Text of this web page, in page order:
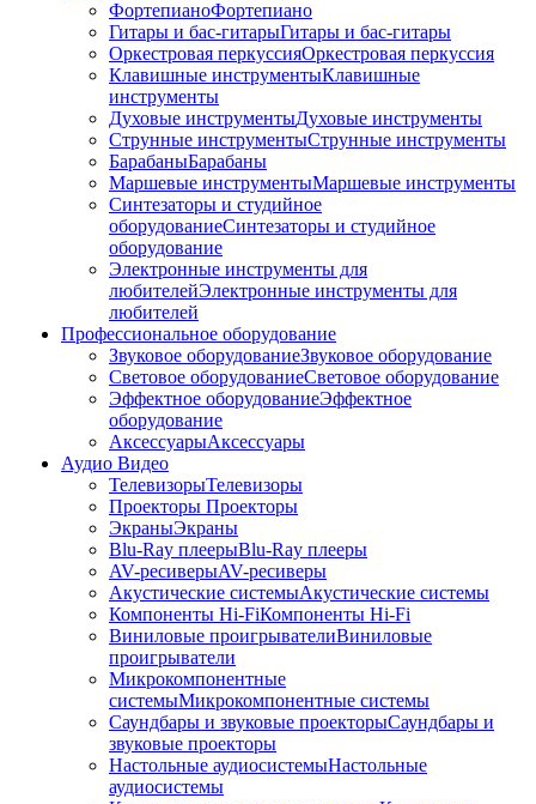
ФортепианоФортепиано
Гитары и бас-гитарыГитары и бас-гитары
Оркестровая перкуссияОркестровая перкуссия
Клавишные инструментыКлавишные
инструменты
Духовые инструментыДуховые инструменты
Струнные инструментыСтрунные инструменты
БарабаныБарабаны
Маршевые инструментыМаршевые инструменты
Синтезаторы и студийное
оборудованиеСинтезаторы и студийное
оборудование
Электронные инструменты для
любителейЭлектронные инструменты для
любителей
Профессиональное оборудование
Звуковое оборудованиеЗвуковое оборудование
Световое оборудованиеСветовое оборудование
Эффектное оборудованиеЭффектное
оборудование
АксессуарыАксессуары
Аудио Видео
ТелевизорыТелевизоры
Проекторы Проекторы
ЭкраныЭкраны
Blu-Ray плеерыBlu-Ray плееры
AV-ресиверыAV-ресиверы
Акустические системыАкустические системы
Компоненты Hi-FiКомпоненты Hi-Fi
Виниловые проигрывателиВиниловые
проигрыватели
Микрокомпонентные
системыМикрокомпонентные системы
Саундбары и звуковые проекторыСаундбары и
звуковые проекторы
Настольные аудиосистемыНастольные
аудиосистемы